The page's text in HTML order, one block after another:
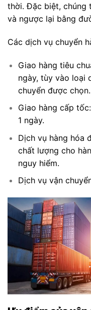
thời. Đặc biệt, chúng
và ngược lại bằng
Các dịch vụ chuyển
Giao hàng tiêu
ngày, tùy vào loại
chuyển được chọn.
Giao hàng cấp
1 ngày.
Dịch vụ hàng hóa
chất lượng cho
nguy hiểm.
Dịch vụ vận